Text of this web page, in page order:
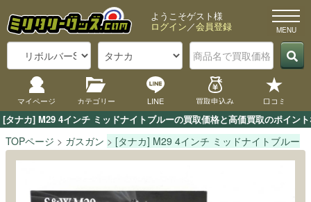
[タナカ] M29 4インチ ミッドナイトブルーの買取価格と高価買取のポイン
ようこそゲスト様
ログイン／会員登録
マイページ カテゴリー LINE 買取申込み 口コミ
TOPページ ガスガン [タナカ] M29 4インチ ミッドナイトブルー